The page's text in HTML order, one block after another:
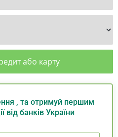
або карту
, та отримуй першим
від банків України